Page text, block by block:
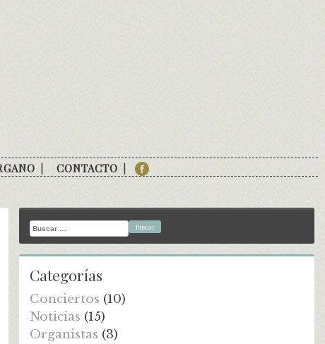
CONTACTO
Buscar:
Categorías
Conciertos (10)
Noticias (15)
Organistas (3)